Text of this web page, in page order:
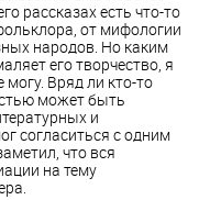
рассказах есть что-то
от мифологии
народов. Но каким
его творчество, я
могу. Вряд ли кто-то
может быть
и
согласиться с одним
что вся
на тему